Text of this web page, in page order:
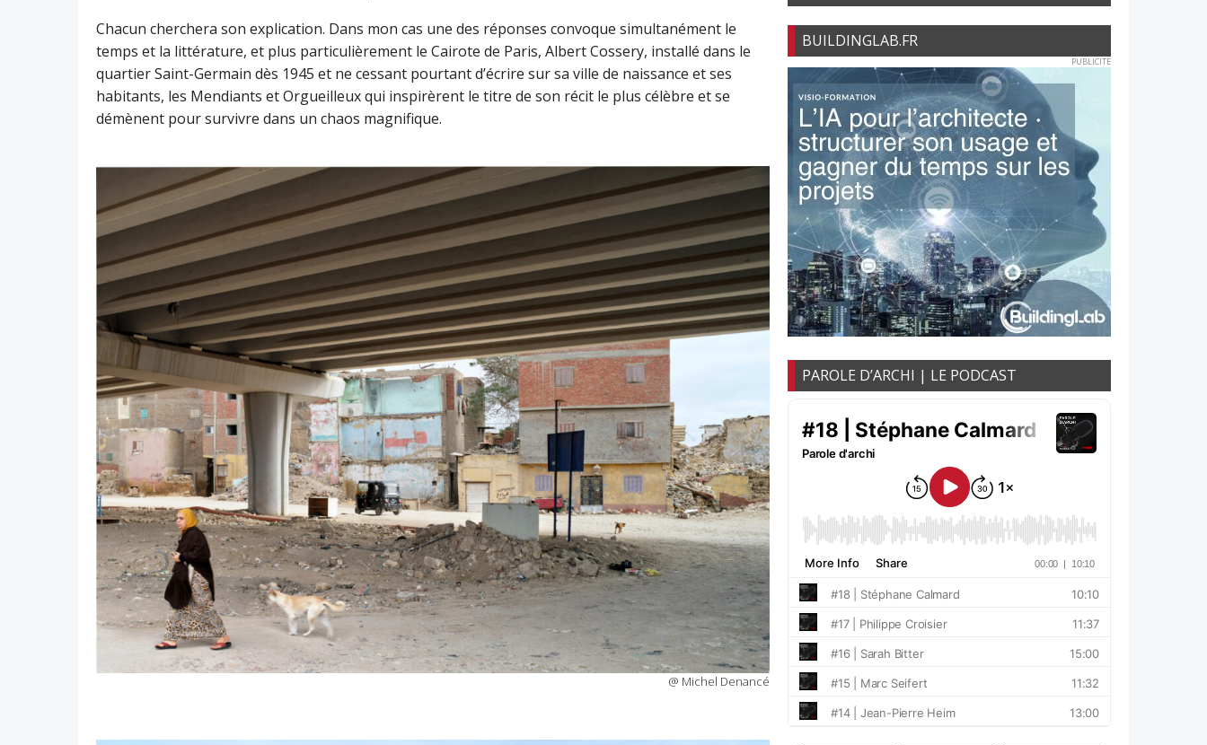
Chacun cherchera son explication. Dans mon cas une des réponses convoque simultanément le
temps et la littérature, et plus particulièrement le Cairote de Paris, Albert Cossery, installé dans le
quartier Saint-Germain dès 1945 et ne cessant pourtant d’écrire sur sa ville de naissance et ses
habitants, les Mendiants et Orgueilleux qui inspirèrent le titre de son récit le plus célèbre et se
démènent pour survivre dans un chaos magnifique.
@ Michel Denancé
BUILDINGLAB.FR
PUBLICITE
PAROLE D’ARCHI | LE PODCAST